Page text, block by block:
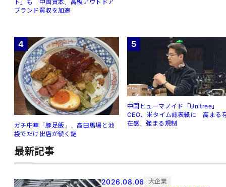
ト」も 中国資本、高級アウトドア
ブランド買収を加速
4
ガチ中華「豚足飯」、高田馬場と池
袋でだけ出店が続く謎
5
中国ヒューマノイド「Unitree」
CEO、米タイム誌表紙に 高まる
在感、強まる規制
最新記事
2026.08.06 大企業